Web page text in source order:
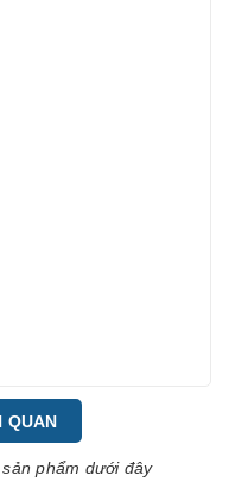
QUAN
phẩm dưới đây